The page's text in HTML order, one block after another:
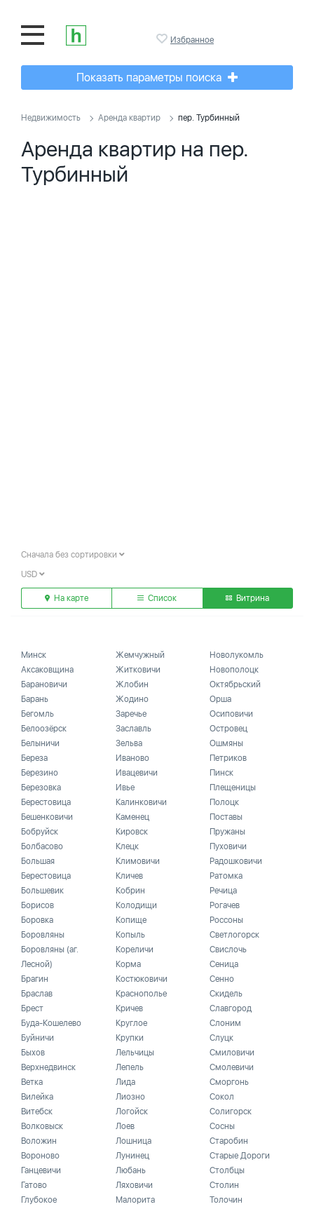
Избранное
Показать параметры поиска
Недвижимость Аренда квартир пер. Турбинный
Аренда квартир на пер.
Турбинный
Сначала без сортировки
USD
На карте Список Витрина
Минск
Аксаковщина
Барановичи
Барань
Бегомль
Белоозёрск
Белыничи
Береза
Березино
Березовка
Берестовица
Бешенковичи
Бобруйск
Болбасово
Большая
Берестовица
Большевик
Борисов
Боровка
Боровляны
Боровляны (аг.
Лесной)
Брагин
Браслав
Брест
Буда-Кошелево
Буйничи
Быхов
Верхнедвинск
Ветка
Вилейка
Витебск
Волковыск
Воложин
Вороново
Ганцевичи
Гатово
Глубокое
Жемчужный
Житковичи
Жлобин
Жодино
Заречье
Заславль
Зельва
Иваново
Ивацевичи
Ивье
Калинковичи
Каменец
Кировск
Клецк
Климовичи
Кличев
Кобрин
Колодищи
Копище
Копыль
Кореличи
Корма
Костюковичи
Краснополье
Кричев
Круглое
Крупки
Лельчицы
Лепель
Лида
Лиозно
Логойск
Лоев
Лошница
Лунинец
Любань
Ляховичи
Малорита
Новолукомль
Новополоцк
Октябрьский
Орша
Осиповичи
Островец
Ошмяны
Петриков
Пинск
Плещеницы
Полоцк
Поставы
Пружаны
Пуховичи
Радошковичи
Ратомка
Речица
Рогачев
Россоны
Светлогорск
Свислочь
Сеница
Сенно
Скидель
Славгород
Слоним
Слуцк
Смиловичи
Смолевичи
Сморгонь
Сокол
Солигорск
Сосны
Старобин
Старые Дороги
Столбцы
Столин
Толочин